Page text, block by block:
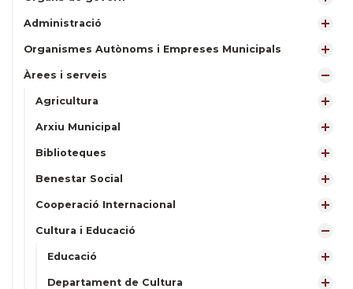
Administració
Organismes Autònoms i Empreses Municipals
Àrees i serveis
Agricultura
Arxiu Municipal
Biblioteques
Benestar Social
Cooperació Internacional
Cultura i Educació
Educació
Departament de Cultura